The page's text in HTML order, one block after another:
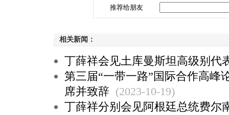
推荐给朋友
相关新闻：
丁薛祥会见土库曼斯坦高级别代
第三届“一带一路”国际合作高
席并致辞 (2023-10-19)
丁薛祥分别会见阿根廷总统费尔